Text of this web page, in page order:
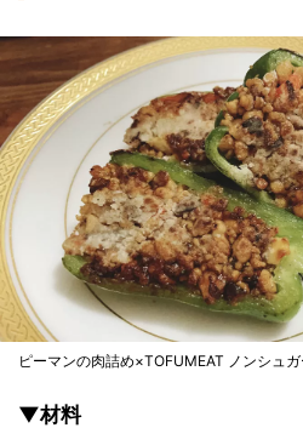
ピーマンの肉詰め×TOFUMEAT ノンシュ
▼材料